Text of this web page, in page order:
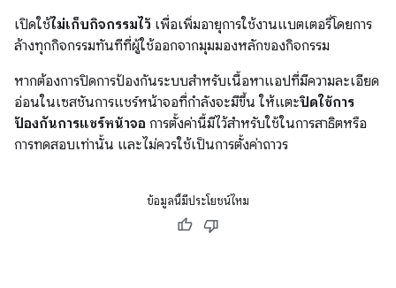
เปิดใช้ไม่เก็บกิจกรรมไว้ เพื่อเพิ่มอายุการใช้งานแบตเตอรี่โดยการ
ล้างทุกกิจกรรมทันทีที่ผู้ใช้ออกจากมุมมองหลักของกิจกรรม
หากต้องการปิดการป้องกันระบบสำหรับเนื้อหาแอปที่มีความละเอียด
อ่อนในเซสชันการแชร์หน้าจอที่กำลังจะมีขึ้น ให้แตะปิดใช้การ
ป้องกันการแชร์หน้าจอ การตั้งค่านี้มีไว้สำหรับใช้ในการสาธิตหรือ
การทดสอบเท่านั้น และไม่ควรใช้เป็นการตั้งค่าถาวร
ข้อมูลนี้มีประโยชน์ไหม